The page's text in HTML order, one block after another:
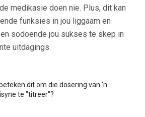
medikasie doen nie. Plus, dit kan
funksies in jou liggaam en
sodoende jou sukses te skep in
uitdagings.
dit om die dosering van 'n
te "titreer"?